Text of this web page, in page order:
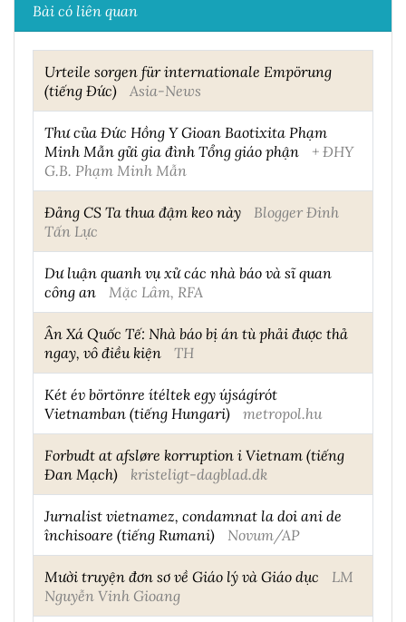
Bài có liên quan
Urteile sorgen für internationale Empörung
(tiếng Đức)
Asia-News
Thư của Đức Hồng Y Gioan Baotixita Phạm
Minh Mẫn gửi gia đình Tổng giáo phận
+ ĐHY
G.B. Phạm Minh Mẫn
Đảng CS Ta thua đậm keo này
Blogger Đinh
Tấn Lực
Dư luận quanh vụ xử các nhà báo và sĩ quan
công an
Mặc Lâm, RFA
Ân Xá Quốc Tế: Nhà báo bị án tù phải được thả
ngay, vô điều kiện
TH
Két év börtönre ítéltek egy újságírót
Vietnamban (tiếng Hungari)
metropol.hu
Forbudt at afsløre korruption i Vietnam (tiếng
Đan Mạch)
kristeligt-dagblad.dk
Jurnalist vietnamez, condamnat la doi ani de
închisoare (tiếng Rumani)
Novum/AP
Mười truyện đơn sơ về Giáo lý và Giáo dục
LM
Nguyễn Vinh Gioang